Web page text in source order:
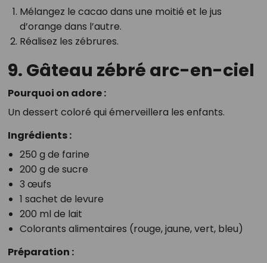
Mélangez le cacao dans une moitié et le jus
d’orange dans l’autre.
Réalisez les zébrures.
9. Gâteau zébré arc-en-ciel
Pourquoi on adore :
Un dessert coloré qui émerveillera les enfants.
Ingrédients :
250 g de farine
200 g de sucre
3 œufs
1 sachet de levure
200 ml de lait
Colorants alimentaires (rouge, jaune, vert, bleu)
Préparation :